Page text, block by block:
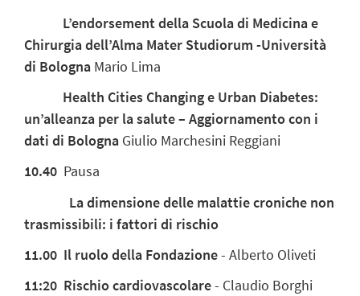
L’endorsement della Scuola di Medicina e
Chirurgia dell’Alma Mater Studiorum -Università
di Bologna Mario Lima
Health Cities Changing e Urban Diabetes:
un’alleanza per la salute – Aggiornamento con i
dati di Bologna Giulio Marchesini Reggiani
10.40 Pausa
La dimensione delle malattie croniche non
trasmissibili: i fattori di rischio
11.00 Il ruolodella Fondazione- Alberto Oliveti
11:20 Rischio cardiovascolare- Claudio Borghi